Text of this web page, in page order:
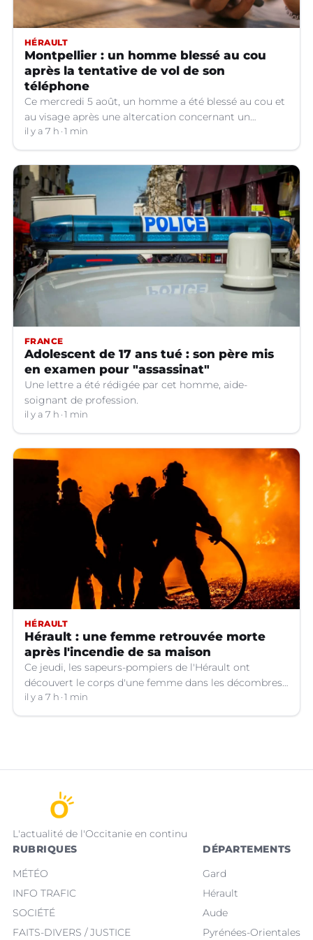
HÉRAULT
Montpellier : un homme blessé au cou
après la tentative de vol de son
téléphone
Ce mercredi 5 août, un homme a été blessé au cou et
au visage après une altercation concernant un
téléphone portable à Montpellier (Hérault).
il y a 7 h 1 min
FRANCE
Adolescent de 17 ans tué : son père mis
en examen pour "assassinat"
Une lettre a été rédigée par cet homme, aide-
soignant de profession.
il y a 7 h 1 min
HÉRAULT
Hérault : une femme retrouvée morte
après l'incendie de sa maison
Ce jeudi, les sapeurs-pompiers de l'Hérault ont
découvert le corps d'une femme dans les décombres
de sa maison qui avait pris feu à Cazouls-lès-Béziers
(Hérault).
il y a 7 h 1 min
L'actualité de l'Occitanie en continu
RUBRIQUES
MÉTÉO
INFO TRAFIC
SOCIÉTÉ
FAITS-DIVERS / JUSTICE
DÉPARTEMENTS
Gard
Hérault
Aude
Pyrénées-Orientales